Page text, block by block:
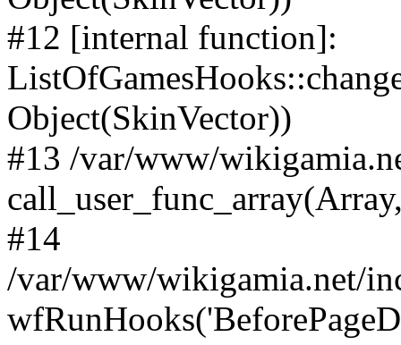
#12 [internal function]:
Object(SkinVector))
#13 /var/www/
#14
/var/www/wikigamia.net/